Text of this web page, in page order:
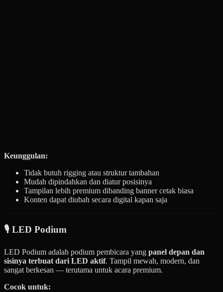
Keunggulan:
Tidak butuh rigging atau struktur tambahan
Mudah dipindahkan dan diatur posisinya
Tampilan lebih premium dibanding banner cetak biasa
Konten dapat diubah secara digital kapan saja
🎙️ LED Podium
LED Podium adalah podium pembicara yang panel depan dan
sisinya terbuat dari LED aktif. Tampil mewah, modern, dan
sangat berkesan — terutama untuk acara premium.
Cocok untuk: